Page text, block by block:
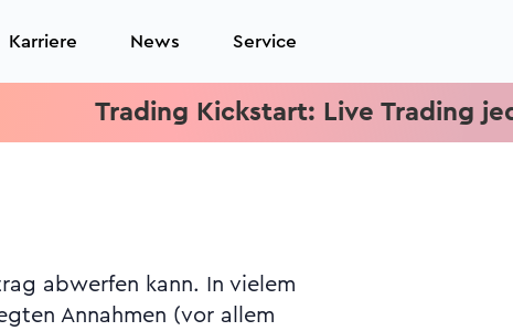
Karriere News Service
Trading Kickstart: Live Trading jeden
abwerfen kann. In vielem
Annahmen (vor allem